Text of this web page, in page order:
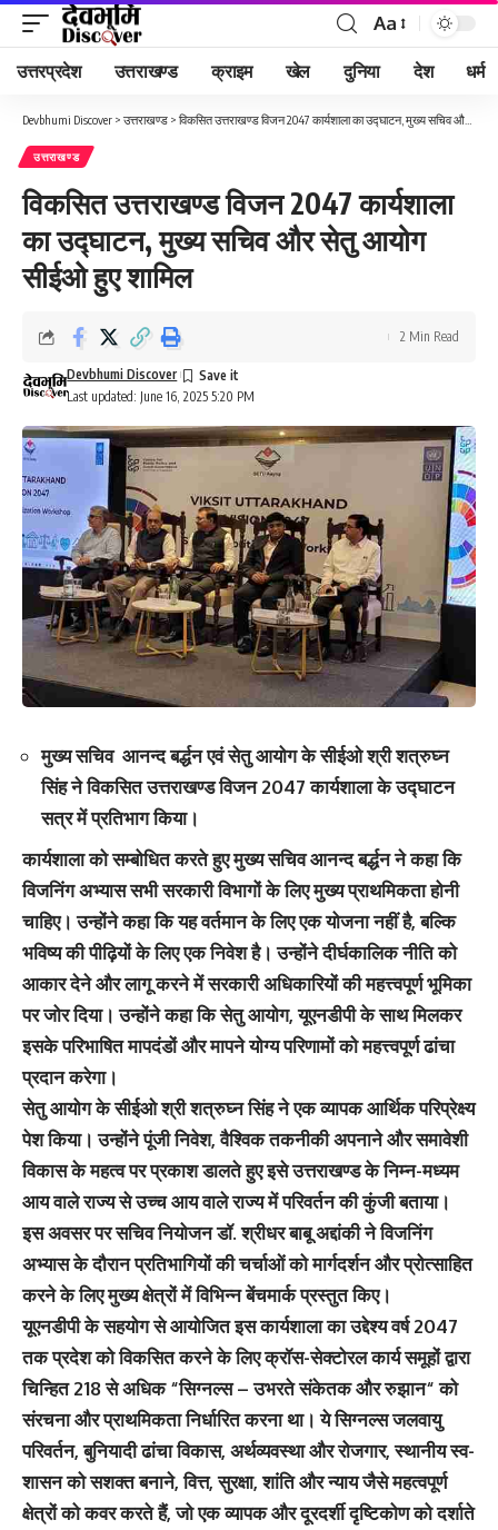
Font
Resizer
Aa
उत्तरप्रदेश उत्तराखण्ड क्राइम खेल दुनिया देश धर्म
Devbhumi Discover > उत्तराखण्ड > विकसित उत्तराखण्ड विजन 2047 कार्यशाला का उद्घाटन, मुख्य सचिव और सेतु आयोग सीईओ हुए शामिल
उत्तराखण्ड
विकसित उत्तराखण्ड विजन 2047 कार्यशाला
का उद्घाटन, मुख्य सचिव और सेतु आयोग
सीईओ हुए शामिल
Last updated: June 16, 2025 5:20 PM
Devbhumi Discover
2 Min Read
मुख्य सचिव आनन्द बर्द्धन एवं सेतु आयोग के सीईओ श्री शत्रुघ्न
सिंह ने विकसित उत्तराखण्ड विजन 2047 कार्यशाला के उद्घाटन
सत्र में प्रतिभाग किया।
कार्यशाला को सम्बोधित करते हुए मुख्य सचिव आनन्द बर्द्धन ने कहा कि
विजनिंग अभ्यास सभी सरकारी विभागों के लिए मुख्य प्राथमिकता होनी
चाहिए। उन्होंने कहा कि यह वर्तमान के लिए एक योजना नहीं है, बल्कि
भविष्य की पीढ़ियों के लिए एक निवेश है। उन्होंने दीर्घकालिक नीति को
आकार देने और लागू करने में सरकारी अधिकारियों की महत्त्वपूर्ण भूमिका
पर जोर दिया। उन्होंने कहा कि सेतु आयोग, यूएनडीपी के साथ मिलकर
इसके परिभाषित मापदंडों और मापने योग्य परिणामों को महत्त्वपूर्ण ढांचा
प्रदान करेगा।
सेतु आयोग के सीईओ श्री शत्रुघ्न सिंह ने एक व्यापक आर्थिक परिप्रेक्ष्य
पेश किया। उन्होंने पूंजी निवेश, वैश्विक तकनीकी अपनाने और समावेशी
विकास के महत्व पर प्रकाश डालते हुए इसे उत्तराखण्ड के निम्न-मध्यम
आय वाले राज्य से उच्च आय वाले राज्य में परिवर्तन की कुंजी बताया।
इस अवसर पर सचिव नियोजन डॉ. श्रीधर बाबू अद्दांकी ने विजनिंग
अभ्यास के दौरान प्रतिभागियों की चर्चाओं को मार्गदर्शन और प्रोत्साहित
करने के लिए मुख्य क्षेत्रों में विभिन्न बेंचमार्क प्रस्तुत किए।
यूएनडीपी के सहयोग से आयोजित इस कार्यशाला का उद्देश्य वर्ष 2047
तक प्रदेश को विकसित करने के लिए क्रॉस-सेक्टोरल कार्य समूहों द्वारा
चिन्हित 218 से अधिक “सिग्नल्स – उभरते संकेतक और रुझान“ को
संरचना और प्राथमिकता निर्धारित करना था। ये सिग्नल्स जलवायु
परिवर्तन, बुनियादी ढांचा विकास, अर्थव्यवस्था और रोजगार, स्थानीय स्व-
शासन को सशक्त बनाने, वित्त, सुरक्षा, शांति और न्याय जैसे महत्वपूर्ण
क्षेत्रों को कवर करते हैं, जो एक व्यापक और दूरदर्शी दृष्टिकोण को दर्शाते